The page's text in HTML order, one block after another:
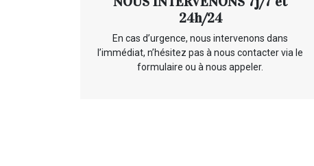
24h/24
En cas d’urgence, nous intervenons dans
l’immédiat, n’hésitez pas à nous contacter via le
formulaire ou à nous appeler.